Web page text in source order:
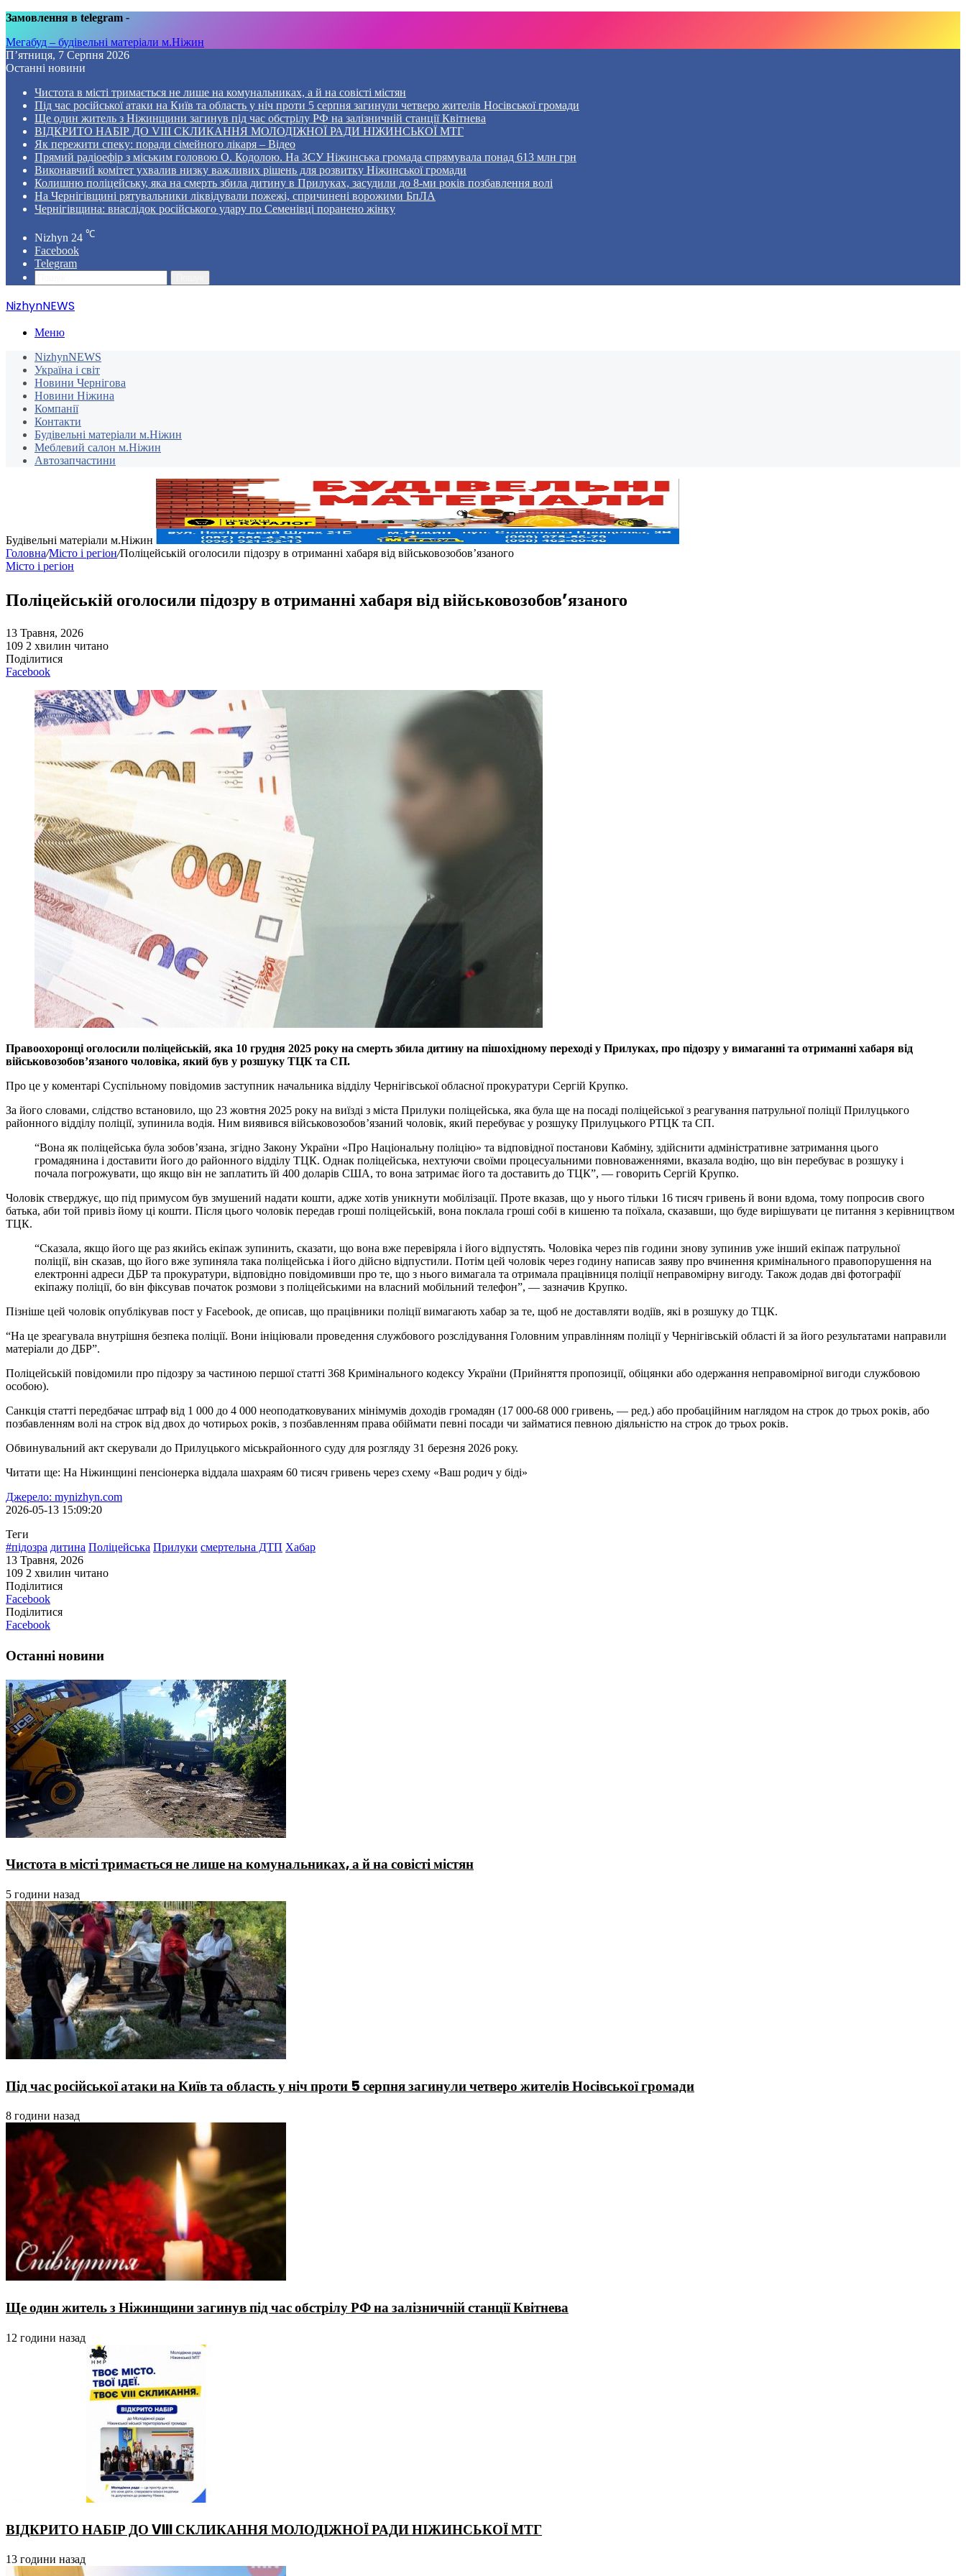
Замовлення в telegram -
Мегабуд – будівельні матеріали м.Ніжин
П’ятниця, 7 Серпня 2026
Останні новини
Чистота в місті тримається не лише на комунальниках, а й на совісті містян
Під час російської атаки на Київ та область у ніч проти 5 серпня загинули четверо жителів Носівської громади
Ще один житель з Ніжинщини загинув під час обстрілу РФ на залізничній станції Квітнева
ВІДКРИТО НАБІР ДО VIII СКЛИКАННЯ МОЛОДІЖНОЇ РАДИ НІЖИНСЬКОЇ МТГ
Як пережити спеку: поради сімейного лікаря – Відео
Прямий радіоефір з міським головою О. Кодолою. На ЗСУ Ніжинська громада спрямувала понад 613 млн грн
Виконавчий комітет ухвалив низку важливих рішень для розвитку Ніжинської громади
Колишню поліцейську, яка на смерть збила дитину в Прилуках, засудили до 8-ми років позбавлення волі
На Чернігівщині рятувальники ліквідували пожежі, спричинені ворожими БпЛА
Чернігівщина: внаслідок російського удару по Семенівці поранено жінку
Nizhyn 24 ℃
Facebook
Telegram
NizhynNEWS
Меню
NizhynNEWS
Україна і світ
Новини Чернігова
Новини Ніжина
Компанії
Контакти
Будівельні матеріали м.Ніжин
Меблевий салон м.Ніжин
Автозапчастини
Будівельні матеріали м.Ніжин
Головна/Місто і регіон/Поліцейській оголосили підозру в отриманні хабаря від військовозобов’язаного
Місто і регіон
Поліцейській оголосили підозру в отриманні хабаря від військовозобов’язаного
13 Травня, 2026
109 2 хвилин читано
Поділитися
Facebook
Правоохоронці оголосили поліцейській, яка 10 грудня 2025 року на смерть збила дитину на пішохідному переході у Прилуках, про підозру у вимаганні та отриманні хабаря від
військовозобов’язаного чоловіка, який був у розшуку ТЦК та СП.
Про це у коментарі Суспільному повідомив заступник начальника відділу Чернігівської обласної прокуратури Сергій Крупко.
За його словами, слідство встановило, що 23 жовтня 2025 року на виїзді з міста Прилуки поліцейська, яка була ще на посаді поліцейської з реагування патрульної поліції Прилуцького
районного відділу поліції, зупинила водія. Ним виявився військовозобов’язаний чоловік, який перебуває у розшуку Прилуцького РТЦК та СП.
“Вона як поліцейська була зобов’язана, згідно Закону України «Про Національну поліцію» та відповідної постанови Кабміну, здійснити адміністративне затримання цього
громадянина і доставити його до районного відділу ТЦК. Однак поліцейська, нехтуючи своїми процесуальними повноваженнями, вказала водію, що він перебуває в розшуку і
почала погрожувати, що якщо він не заплатить їй 400 доларів США, то вона затримає його та доставить до ТЦК”, — говорить Сергій Крупко.
Чоловік стверджує, що під примусом був змушений надати кошти, адже хотів уникнути мобілізації. Проте вказав, що у нього тільки 16 тисяч гривень й вони вдома, тому попросив свого
батька, аби той привіз йому ці кошти. Після цього чоловік передав гроші поліцейській, вона поклала гроші собі в кишеню та поїхала, сказавши, що буде вирішувати це питання з керівництвом
ТЦК.
“Сказала, якщо його ще раз якийсь екіпаж зупинить, сказати, що вона вже перевіряла і його відпустять. Чоловіка через пів години знову зупинив уже інший екіпаж патрульної
поліції, він сказав, що його вже зупиняла така поліцейська і його дійсно відпустили. Потім цей чоловік через годину написав заяву про вчинення кримінального правопорушення на
електронні адреси ДБР та прокуратури, відповідно повідомивши про те, що з нього вимагала та отримала працівниця поліції неправомірну вигоду. Також додав дві фотографії
екіпажу поліції, бо він фіксував початок розмови з поліцейськими на власний мобільний телефон”, — зазначив Крупко.
Пізніше цей чоловік опублікував пост у Facebook, де описав, що працівники поліції вимагають хабар за те, щоб не доставляти водіїв, які в розшуку до ТЦК.
“На це зреагувала внутрішня безпека поліції. Вони ініціювали проведення службового розслідування Головним управлінням поліції у Чернігівській області й за його результатами направили
матеріали до ДБР”.
Поліцейській повідомили про підозру за частиною першої статті 368 Кримінального кодексу України (Прийняття пропозиції, обіцянки або одержання неправомірної вигоди службовою
особою).
Санкція статті передбачає штраф від 1 000 до 4 000 неоподатковуваних мінімумів доходів громадян (17 000-68 000 гривень, — ред.) або пробаційним наглядом на строк до трьох років, або
позбавленням волі на строк від двох до чотирьох років, з позбавленням права обіймати певні посади чи займатися певною діяльністю на строк до трьох років.
Обвинувальний акт скерували до Прилуцького міськрайонного суду для розгляду 31 березня 2026 року.
Читати ще: На Ніжинщині пенсіонерка віддала шахраям 60 тисяч гривень через схему «Ваш родич у біді»
Джерело: mynizhyn.com
2026-05-13 15:09:20
Теги
#підозра дитина Поліцейська Прилуки смертельна ДТП Хабар
13 Травня, 2026
109 2 хвилин читано
Поділитися
Facebook
Поділитися
Facebook
Останні новини
Чистота в місті тримається не лише на комунальниках, а й на совісті містян
5 години назад
Під час російської атаки на Київ та область у ніч проти 5 серпня загинули четверо жителів Носівської громади
8 години назад
Ще один житель з Ніжинщини загинув під час обстрілу РФ на залізничній станції Квітнева
12 години назад
ВІДКРИТО НАБІР ДО VIII СКЛИКАННЯ МОЛОДІЖНОЇ РАДИ НІЖИНСЬКОЇ МТГ
13 години назад